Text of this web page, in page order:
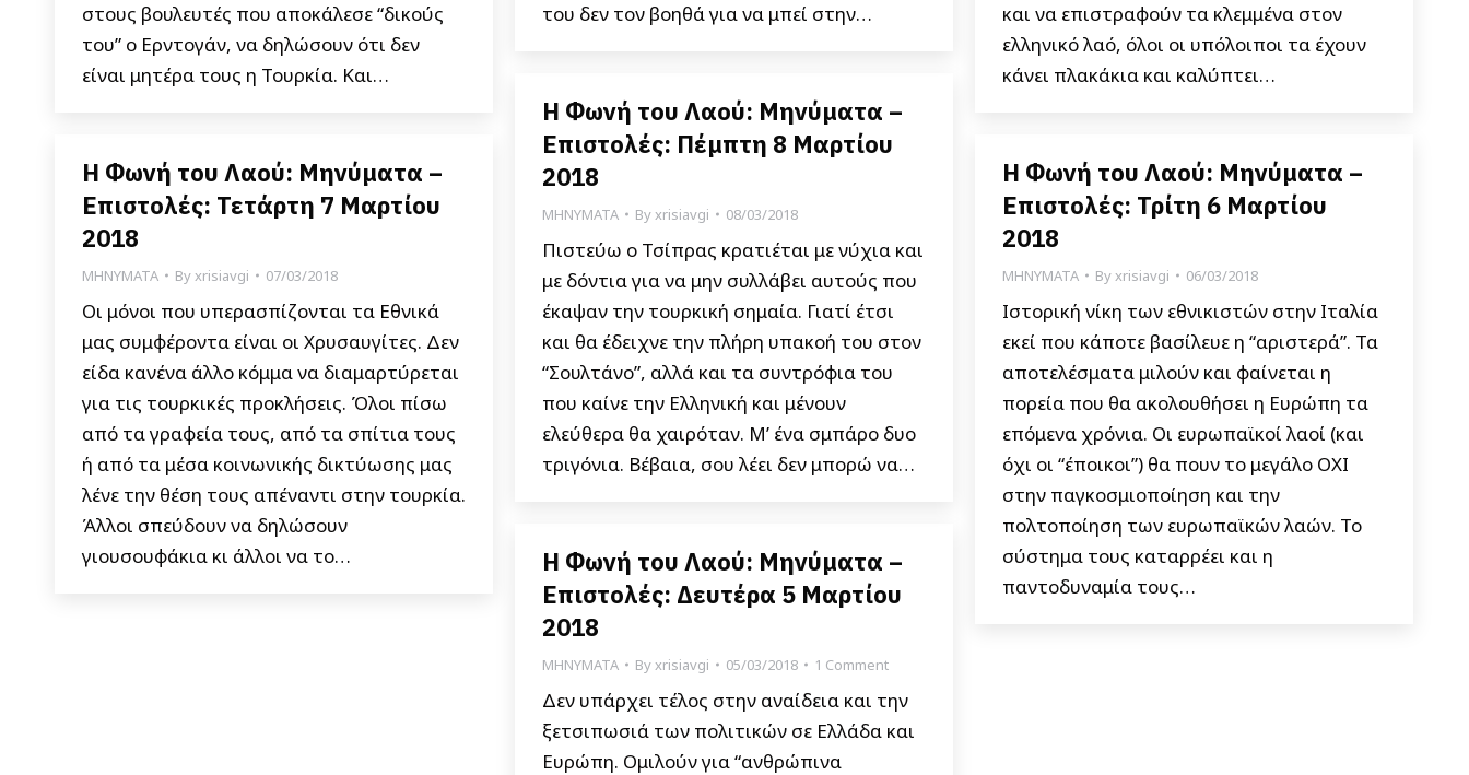
του δεν τον βοηθά για να μπεί στην…
στους βουλευτές που αποκάλεσε “δικούς
του” ο Ερντογάν, να δηλώσουν ότι δεν
είναι μητέρα τους η Τουρκία. Και…
και να επιστραφούν τα κλεμμένα στον
ελληνικό λαό, όλοι οι υπόλοιποι τα έχουν
κάνει πλακάκια και καλύπτει…
Η Φωνή του Λαού: Μηνύματα –
Επιστολές: Πέμπτη 8 Μαρτίου
2018
ΜΗΝΥΜΑΤΑ Byxrisiavgi 08/03/2018
Πιστεύω ο Τσίπρας κρατιέται με νύχια και
με δόντια για να μην συλλάβει αυτούς που
έκαψαν την τουρκική σημαία. Γιατί έτσι
και θα έδειχνε την πλήρη υπακοή του στον
“Σουλτάνο”, αλλά και τα συντρόφια του
που καίνε την Eλληνική και μένουν
ελεύθερα θα χαιρόταν. Μ’ ένα σμπάρο δυο
τριγόνια. Βέβαια, σου λέει δεν μπορώ να…
Η Φωνή του Λαού: Μηνύματα –
Επιστολές: Τετάρτη 7 Μαρτίου
2018
ΜΗΝΥΜΑΤΑ Byxrisiavgi 07/03/2018
Oι μόνοι που υπερασπίζονται τα Εθνικά
μας συμφέροντα είναι οι Χρυσαυγίτες. Δεν
είδα κανένα άλλο κόμμα να διαμαρτύρεται
για τις τουρκικές προκλήσεις. Όλοι πίσω
από τα γραφεία τους, από τα σπίτια τους
ή από τα μέσα κοινωνικής δικτύωσης μας
λένε την θέση τους απέναντι στην τουρκία.
Άλλοι σπεύδουν να δηλώσουν
γιουσουφάκια κι άλλοι να το…
Η Φωνή του Λαού: Μηνύματα –
Επιστολές: Τρίτη 6 Μαρτίου
2018
ΜΗΝΥΜΑΤΑ Byxrisiavgi 06/03/2018
Ιστορική νίκη των εθνικιστών στην Ιταλία
εκεί που κάποτε βασίλευε η “αριστερά”. Τα
αποτελέσματα μιλούν και φαίνεται η
πορεία που θα ακολουθήσει η Ευρώπη τα
επόμενα χρόνια. Οι ευρωπαϊκοί λαοί (και
όχι οι “έποικοι”) θα πουν το μεγάλο ΟΧΙ
στην παγκοσμιοποίηση και την
πολτοποίηση των ευρωπαϊκών λαών. Το
σύστημα τους καταρρέει και η
παντοδυναμία τους…
Η Φωνή του Λαού: Μηνύματα –
Επιστολές: Δευτέρα 5 Μαρτίου
2018
ΜΗΝΥΜΑΤΑ Byxrisiavgi 05/03/2018 1 Comment
Δεν υπάρχει τέλος στην αναίδεια και την
ξετσιπωσιά των πολιτικών σε Ελλάδα και
Ευρώπη. Ομιλούν για “ανθρώπινα